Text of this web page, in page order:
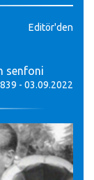
Editör'den
senfoni
- 03.09.2022